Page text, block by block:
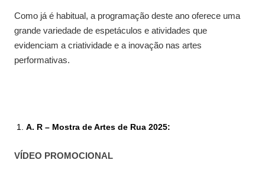
Como já é habitual, a programação deste ano oferece uma
grande variedade de espetáculos e atividades que
evidenciam a criatividade e a inovação nas artes
performativas.
A. R – Mostra de Artes de Rua 2025:
VÍDEO PROMOCIONAL